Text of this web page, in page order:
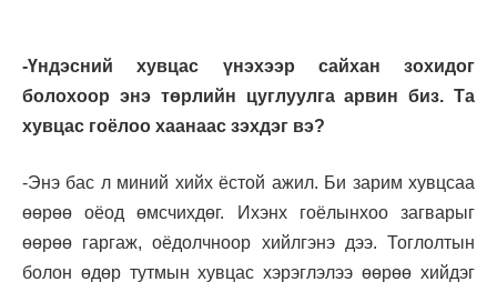
-Үндэсний хувцас үнэхээр сайхан зохидог
болохоор энэ төрлийн цуглуулга арвин биз. Та
хувцас гоёлоо хаанаас зэхдэг вэ?
-Энэ бас л миний хийх ёстой ажил. Би зарим хувцсаа
өөрөө оёод өмсчихдөг. Ихэнх гоёлынхоо загварыг
өөрөө гаргаж, оёдолчноор хийлгэнэ дээ. Тоглолтын
болон өдөр тутмын хувцас хэрэглэлээ өөрөө хийдэг